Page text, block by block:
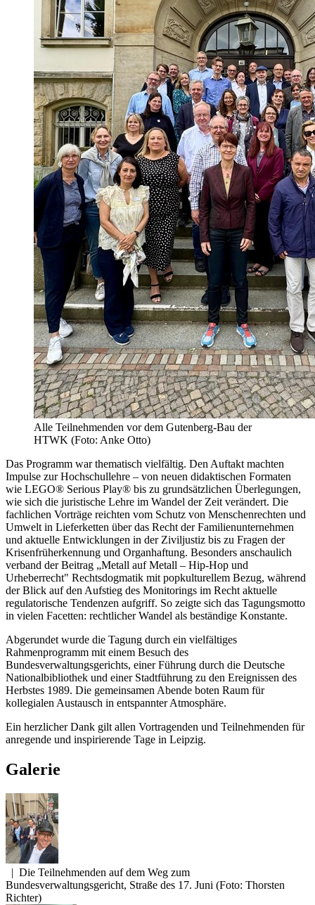
Alle Teilnehmenden vor dem Gutenberg-Bau der
HTWK (Foto: Anke Otto)
Das Programm war thematisch vielfältig. Den Auftakt machten
Impulse zur Hochschullehre – von neuen didaktischen Formaten
wie LEGO® Serious Play® bis zu grundsätzlichen Überlegungen,
wie sich die juristische Lehre im Wandel der Zeit verändert. Die
fachlichen Vorträge reichten vom Schutz von Menschenrechten und
Umwelt in Lieferketten über das Recht der Familienunternehmen
und aktuelle Entwicklungen in der Ziviljustiz bis zu Fragen der
Krisenfrüherkennung und Organhaftung. Besonders anschaulich
verband der Beitrag „Metall auf Metall – Hip-Hop und
Urheberrecht" Rechtsdogmatik mit popkulturellem Bezug, während
der Blick auf den Aufstieg des Monitorings im Recht aktuelle
regulatorische Tendenzen aufgriff. So zeigte sich das Tagungsmotto
in vielen Facetten: rechtlicher Wandel als beständige Konstante.
Abgerundet wurde die Tagung durch ein vielfältiges
Rahmenprogramm mit einem Besuch des
Bundesverwaltungsgerichts, einer Führung durch die Deutsche
Nationalbibliothek und einer Stadtführung zu den Ereignissen des
Herbstes 1989. Die gemeinsamen Abende boten Raum für
kollegialen Austausch in entspannter Atmosphäre.
Ein herzlicher Dank gilt allen Vortragenden und Teilnehmenden für
anregende und inspirierende Tage in Leipzig.
Galerie
| Die Teilnehmenden auf dem Weg zum
Bundesverwaltungsgericht, Straße des 17. Juni (Foto: Thorsten
Richter)